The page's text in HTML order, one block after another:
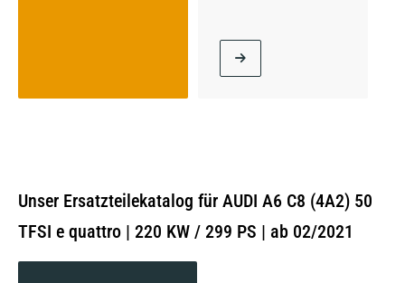
Unser Ersatzteilekatalog für AUDI A6 C8 (4A2) 50
TFSI e quattro | 220 KW / 299 PS | ab 02/2021